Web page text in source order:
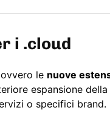
i .cloud
le nuove
espansione
o specifici brand.